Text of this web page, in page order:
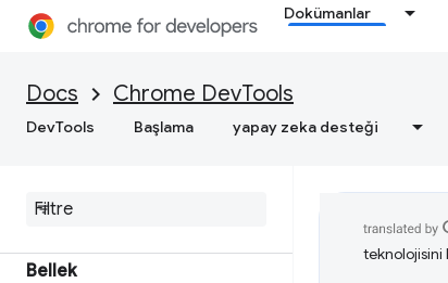
Dokümanlar
Docs Chrome DevTools
DevTools Başlama yapay zeka desteği
edin
Web hızını optimize etme
Bellek
teknolojisini